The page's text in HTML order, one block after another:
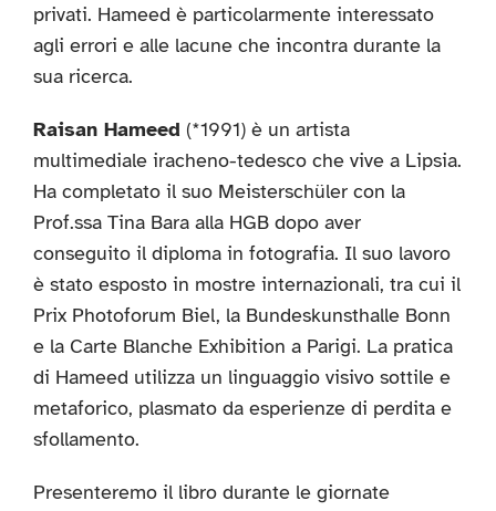
privati. Hameed è particolarmente interessato
agli errori e alle lacune che incontra durante la
sua ricerca.
Raisan Hameed (*1991) è un artista
multimediale iracheno-tedesco che vive a Lipsia.
Ha completato il suo Meisterschüler con la
Prof.ssa Tina Bara alla HGB dopo aver
conseguito il diploma in fotografia. Il suo lavoro
è stato esposto in mostre internazionali, tra cui il
Prix Photoforum Biel, la Bundeskunsthalle Bonn
e la Carte Blanche Exhibition a Parigi. La pratica
di Hameed utilizza un linguaggio visivo sottile e
metaforico, plasmato da esperienze di perdita e
sfollamento.
Presenteremo il libro durante le giornate